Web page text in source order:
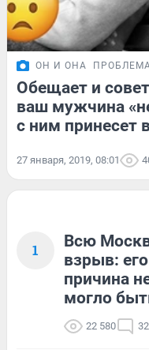
ОН И ОНА ПРОБЛЕМА
Обещает и
ваш мужчина
с ним принесет
27 января, 2019, 08:01
1
Всю
взрыв:
причина
могло
22 580 32